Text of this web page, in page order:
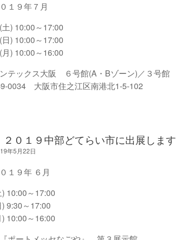
１９年７月
) 10:00～17:00
) 10:00～17:00
) 10:00～16:00
テックス大阪 ６号館(A・Bゾーン)／３号館
大阪市住之江区南港北1-5-102
２０１９中部どてらい市に出展します
年5月22日
１９年 ６月
10:00～17:00
9:30～17:00
) 10:00～16:00